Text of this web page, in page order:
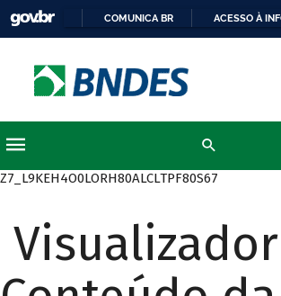
COMUNICA BR ACESSO À
Z7_L9KEH4O0LORH80ALCLTPF80S67